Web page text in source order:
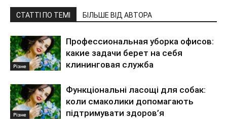
СТАТТІ ПО ТЕМІ БІЛЬШЕ ВІД АВТОРА
Різне
Профессиональная уборка офисов:
какие задачи берет на себя
клининговая служба
Різне
Функціональні ласощі для собак:
коли смаколики допомагають
підтримувати здоров’я